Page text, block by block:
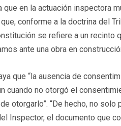
que en la actuación inspectora
conforme a la doctrina del
se refiere a un recinto
ante una obra en
que “la ausencia de
cuando no otorgó el
otorgarlo”. “De hecho, no
Inspector, el documento que